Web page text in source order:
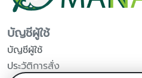
บัญชีผู้ใช้
บัญชีผู้ใช้
ประวัติการสั่ง